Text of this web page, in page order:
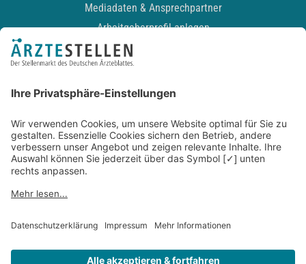
Mediadaten & Ansprechpartner
Arbeitgeberprofil anlegen
Recruiting-Podcast
Kontakt
Datenschutz
Newsletter